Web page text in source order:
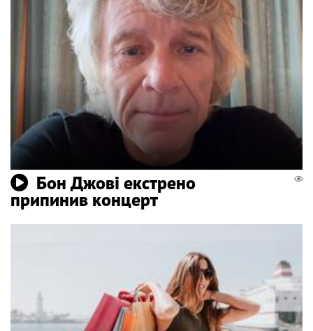
Бон Джові екстрено
припинив концерт